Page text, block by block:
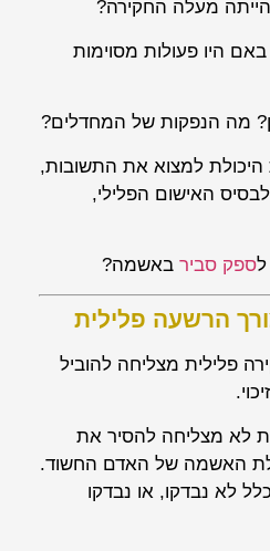
מעלה החקירה?
באם היו פעולות מסוימות
מה הנפקות של המחדלים?
למצוא את התשובות,
האישום הפלילי,
ספק סביר באשמה?
הרשעה פלילית
פלילית מצליחה להוביל
לא מצליחה להסיר את
האשמה של האדם החשוד.
לא נבדקו, או נבדקו